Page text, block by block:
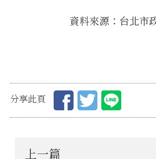
資料來源：台北市
分享此頁
上一篇